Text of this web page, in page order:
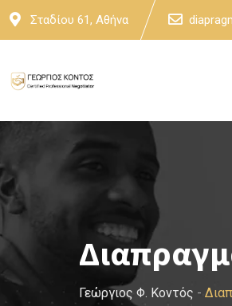
Skip
Σταδίου 61, Αθήνα
Γεώργιος Φ. Κοντός -